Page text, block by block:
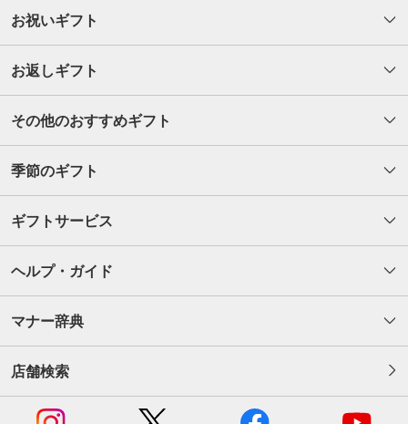
お祝いギフト
お返しギフト
その他のおすすめギフト
季節のギフト
ギフトサービス
ヘルプ・ガイド
マナー辞典
店舗検索